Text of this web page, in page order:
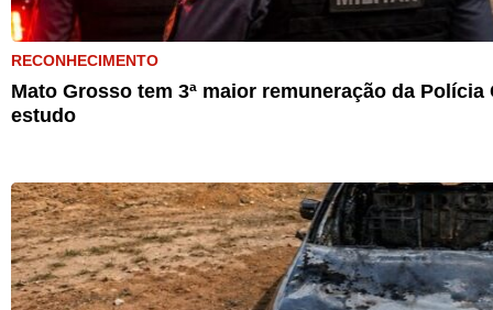
RECONHECIMENTO
Mato Grosso tem 3ª maior remuneração da Polícia
estudo